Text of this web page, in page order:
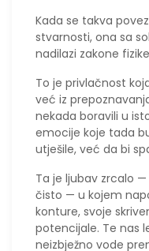
​Kada se takva
stvarnosti, ona sa
nadilazi zakone
To je privlačnost
već iz
nekada boravili u
emocije koje tada
utješile, već da bi
Ta je ljubav zrcalo
čisto — u kojem
konture, svoje
potencijale. Te nas
neizbježno vode